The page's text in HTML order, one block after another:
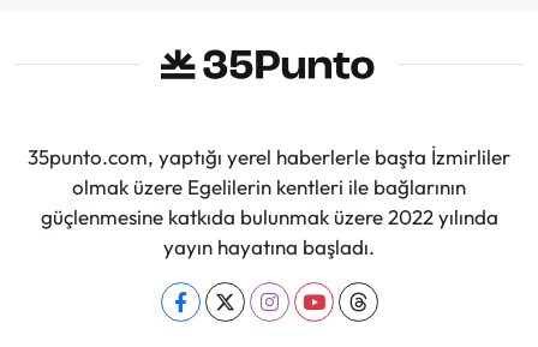
35punto.com, yaptığı yerel haberlerle başta İzmirliler
olmak üzere Egelilerin kentleri ile bağlarının
güçlenmesine katkıda bulunmak üzere 2022 yılında
yayın hayatına başladı.